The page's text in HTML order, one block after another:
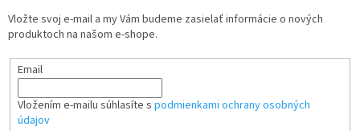
Vložte svoj e-mail a my Vám budeme zasielať informácie o nových
produktoch na našom e-shope.
Email
Vložením e-mailu súhlasíte s podmienkami ochrany osobných
údajov